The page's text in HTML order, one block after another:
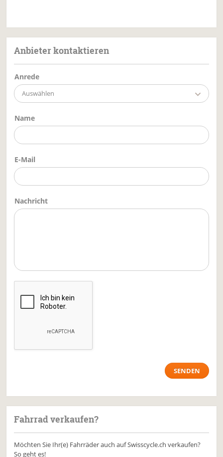
Anbieter kontaktieren
Anrede
Auswählen
Name
E-Mail
Nachricht
Fahrrad verkaufen?
Möchten Sie Ihr(e) Fahrräder auch auf Swisscycle.ch verkaufen?
So geht es!